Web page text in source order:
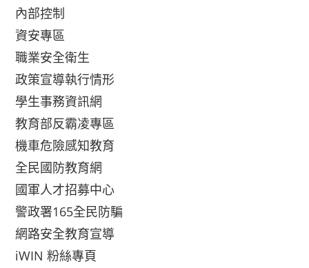
內部控制
資安專區
職業安全衛生
政策宣導執行情形
學生事務資訊網
教育部反霸凌專區
機車危險感知教育
全民國防教育網
國軍人才招募中心
警政署165全民防騙
網路安全教育宣導
iWIN 粉絲專頁